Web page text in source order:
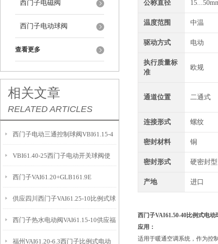
西门子电磁阀
西门子电动球阀
查看更多
相关文章
RELATED ARTICLES
西门子电动三通控制球阀VBI61.15-4​
VBI61.40-25西门子电动开关球阀使
用事宜
西门子VAI61.20+GLB161.9E
供应四川西门子VAI61.25-10比例式球
阀
西门子热水电动阀VAI61.15-10供应福
建福州
福州VAI61.20-6.3西门子比例式电动
公称直径
温度范围 中温
驱动方式 电动
执行质量标
准
欧规
通道位置 二通式
连接形式 螺纹
密封材料 铜
密封形式 硬密封型
产地 进口
西门子VAI61.50-40比例式电动
应用：
适用于暖通空调系统，作为控